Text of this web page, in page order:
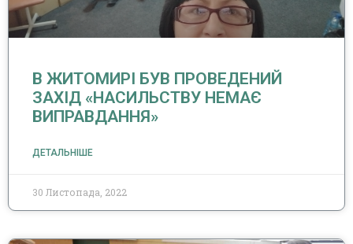
В ЖИТОМИРІ БУВ ПРОВЕДЕНИЙ
ЗАХІД «НАСИЛЬСТВУ НЕМАЄ
ВИПРАВДАННЯ»
ДЕТАЛЬНІШЕ
30 Листопада, 2022